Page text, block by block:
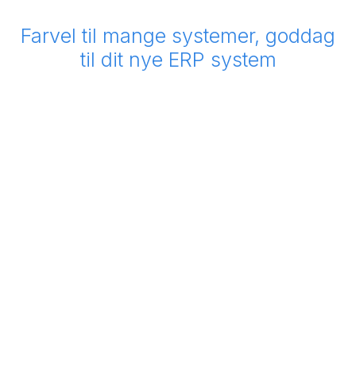
Farvel til mange systemer, goddag
til dit nye ERP system